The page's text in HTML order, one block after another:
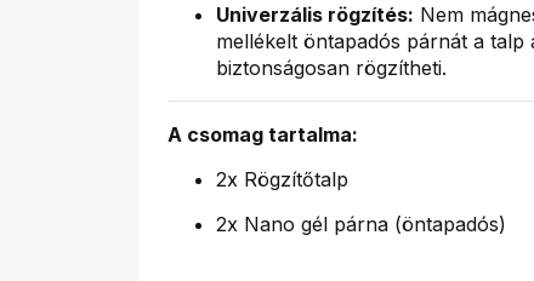
Univerzális rögzítés: Nem
mellékelt öntapadós párnát a
biztonságosan rögzítheti.
A csomag tartalma:
2x Rögzítőtalp
2x Nano gél párna (öntapadós)